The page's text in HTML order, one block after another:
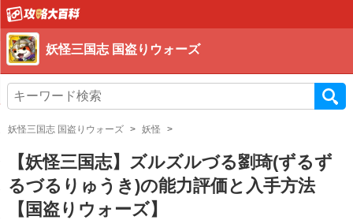
妖怪三国志 国盗りウォーズ
妖怪三国志 国盗りウォーズ 妖怪
【妖怪三国志】ズルズルづる劉琦(ずるず
るづるりゅうき)の能力評価と入手方法
【国盗りウォーズ】